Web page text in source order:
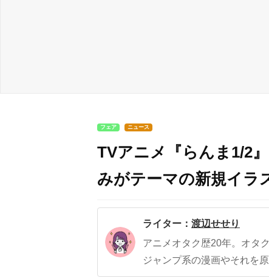
フェア ニュース
TVアニメ『らんま1/2
みがテーマの新規イラ
ライター： 渡辺せせり
アニメオタク歴20年。オタ
ジャンプ系の漫画やそれを